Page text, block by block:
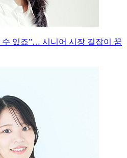
수 있죠”… 시니어 시장 길잡이 꿈